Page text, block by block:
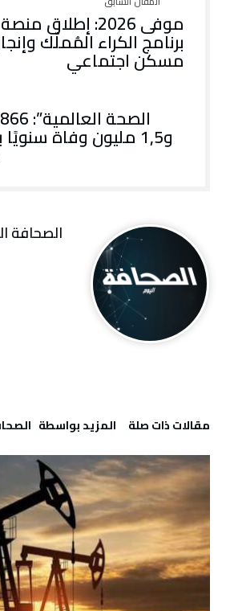
موفى 2026:
مسكن اجتماعي
و1,5 مليون وفاة
‫مقالات ذات صلة‬ ‫‫المزيد بواسطة‬ ‬ ‭ ‬الصحافة‭ ‬اليوم